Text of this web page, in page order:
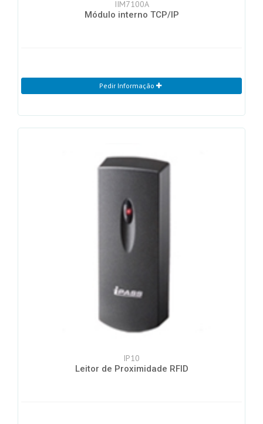
IIM7100A
Módulo interno TCP/IP
Pedir Informação
IP10
Leitor de Proximidade RFID